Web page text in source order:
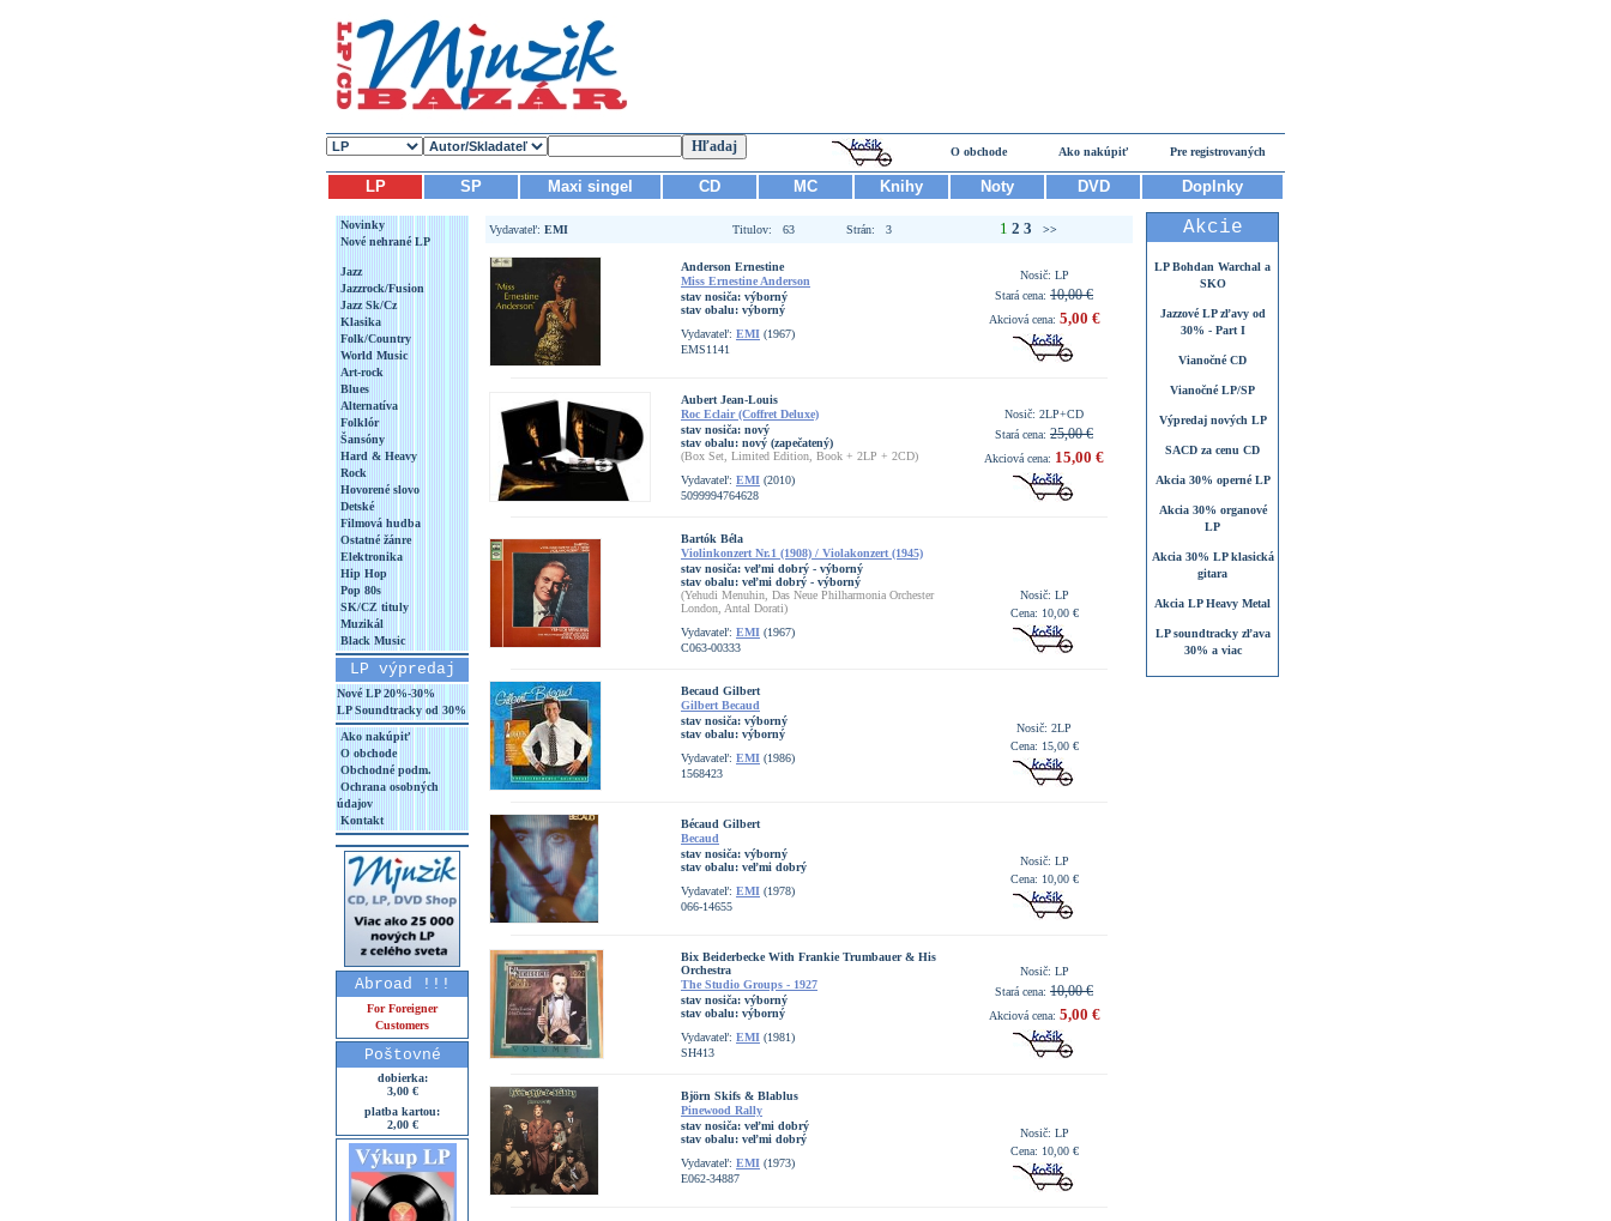
O obchode Ako nakúpiť Pre registrovaných
LP SP Maxi singel CD MC Knihy Noty DVD Doplnky
Novinky
Nové nehrané LP
Jazz
Jazzrock/Fusion
Jazz Sk/Cz
Klasika
Folk/Country
World Music
Art-rock
Blues
Alternatíva
Folklór
Šansóny
Hard & Heavy
Rock
Hovorené slovo
Detské
Filmová hudba
Ostatné žánre
Elektronika
Hip Hop
Pop 80s
SK/CZ tituly
Muzikál
Black Music
LP výpredaj
Nové LP 20%-30%
LP Soundtracky od 30%
Ako nakúpiť
O obchode
Obchodné podm.
Ochrana osobných
údajov
Kontakt
Abroad !!!
For Foreigner
Customers
Poštovné
dobierka:
3,00 €
platba kartou:
2,00 €
Vydavateľ: EMI Titulov: 63 Strán: 3 1 2 3 >>
Anderson Ernestine
Miss Ernestine Anderson
stav nosiča: výborný
stav obalu: výborný
Vydavateľ: EMI (1967)
EMS1141
Nosič: LP
Stará cena: 10,00 €
Akciová cena: 5,00 €
Aubert Jean-Louis
Roc Eclair (Coffret Deluxe)
stav nosiča: nový
stav obalu: nový (zapečatený)
(Box Set, Limited Edition, Book + 2LP + 2CD)
Vydavateľ: EMI (2010)
5099994764628
Nosič: 2LP+CD
Stará cena: 25,00 €
Akciová cena: 15,00 €
Bartók Béla
Violinkonzert Nr.1 (1908) / Violakonzert (1945)
stav nosiča: veľmi dobrý - výborný
stav obalu: veľmi dobrý - výborný
(Yehudi Menuhin, Das Neue Philharmonia Orchester
London, Antal Dorati)
Vydavateľ: EMI (1967)
C063-00333
Nosič: LP
Cena: 10,00 €
Becaud Gilbert
Gilbert Becaud
stav nosiča: výborný
stav obalu: výborný
Vydavateľ: EMI (1986)
1568423
Nosič: 2LP
Cena: 15,00 €
Bécaud Gilbert
Becaud
stav nosiča: výborný
stav obalu: veľmi dobrý
Vydavateľ: EMI (1978)
066-14655
Nosič: LP
Cena: 10,00 €
Bix Beiderbecke With Frankie Trumbauer & His
Orchestra
The Studio Groups - 1927
stav nosiča: výborný
stav obalu: výborný
Vydavateľ: EMI (1981)
SH413
Nosič: LP
Stará cena: 10,00 €
Akciová cena: 5,00 €
Björn Skifs & Blablus
Pinewood Rally
stav nosiča: veľmi dobrý
stav obalu: veľmi dobrý
Vydavateľ: EMI (1973)
E062-34887
Nosič: LP
Cena: 10,00 €
Akcie
LP Bohdan Warchal a
SKO
Jazzové LP zľavy od
30% - Part I
Vianočné CD
Vianočné LP/SP
Výpredaj nových LP
SACD za cenu CD
Akcia 30% operné LP
Akcia 30% organové
LP
Akcia 30% LP klasická
gitara
Akcia LP Heavy Metal
LP soundtracky zľava
30% a viac